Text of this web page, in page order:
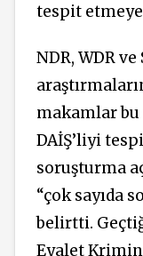
tespit etmeye
NDR, WDR
makamlar bu
DAİŞ’liyi
soruşturma
“çok sayıda
belirtti.
Eyalet